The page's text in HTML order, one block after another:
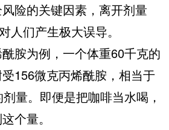
险的关键因素，离开剂量
人们产生极大误导。
为例，一个体重60千克的
156微克丙烯酰胺，相当于
量。即便是把咖啡当水喝，
个量。